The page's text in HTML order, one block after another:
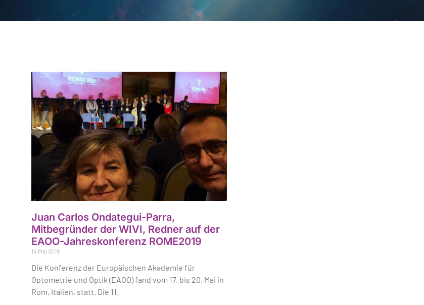
Juan Carlos Ondategui-Parra,
Mitbegründer der WIVI, Redner auf der
EAOO-Jahreskonferenz ROME2019
14 Mai 2019
Die Konferenz der Europäischen Akademie für
Optometrie und Optik (EAOO) fand vom 17. bis 20. Mai in
Rom, Italien, statt. Die 11.